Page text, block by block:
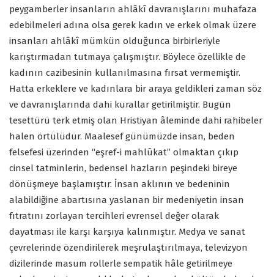
peygamberler insanların ahlâkî davranışlarını muhafaza
edebilmeleri adına olsa gerek kadın ve erkek olmak üzere
insanları ahlâkî mümkün olduğunca birbirleriyle
karıştırmadan tutmaya çalışmıştır. Böylece özellikle de
kadının cazibesinin kullanılmasına fırsat vermemiştir.
Hatta erkeklere ve kadınlara bir araya geldikleri zaman söz
ve davranışlarında dahi kurallar getirilmiştir. Bugün
tesettürü terk etmiş olan Hristiyan âleminde dahi rahibeler
halen örtülüdür. Maalesef günümüzde insan, beden
felsefesi üzerinden “eşref-i mahlûkat” olmaktan çıkıp
cinsel tatminlerin, bedensel hazların peşindeki bireye
dönüşmeye başlamıştır. İnsan aklının ve bedeninin
alabildiğine abartısına yaslanan bir medeniyetin insan
fıtratını zorlayan tercihleri evrensel değer olarak
dayatması ile karşı karşıya kalınmıştır. Medya ve sanat
çevrelerinde özendirilerek meşrulaştırılmaya, televizyon
dizilerinde masum rollerle sempatik hâle getirilmeye